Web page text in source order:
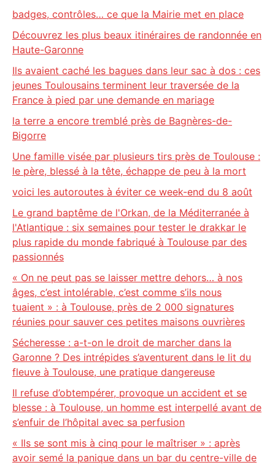
badges, contrôles… ce que la Mairie met en place
Découvrez les plus beaux itinéraires de randonnée en
Haute-Garonne
Ils avaient caché les bagues dans leur sac à dos : ces
jeunes Toulousains terminent leur traversée de la
France à pied par une demande en mariage
la terre a encore tremblé près de Bagnères-de-
Bigorre
Une famille visée par plusieurs tirs près de Toulouse :
le père, blessé à la tête, échappe de peu à la mort
voici les autoroutes à éviter ce week-end du 8 août
Le grand baptême de l'Orkan, de la Méditerranée à
l'Atlantique : six semaines pour tester le drakkar le
plus rapide du monde fabriqué à Toulouse par des
passionnés
« On ne peut pas se laisser mettre dehors… à nos
âges, c’est intolérable, c’est comme s’ils nous
tuaient » : à Toulouse, près de 2 000 signatures
réunies pour sauver ces petites maisons ouvrières
Sécheresse : a-t-on le droit de marcher dans la
Garonne ? Des intrépides s’aventurent dans le lit du
fleuve à Toulouse, une pratique dangereuse
Il refuse d’obtempérer, provoque un accident et se
blesse : à Toulouse, un homme est interpellé avant de
s’enfuir de l’hôpital avec sa perfusion
« Ils se sont mis à cinq pour le maîtriser » : après
avoir semé la panique dans un bar du centre-ville de